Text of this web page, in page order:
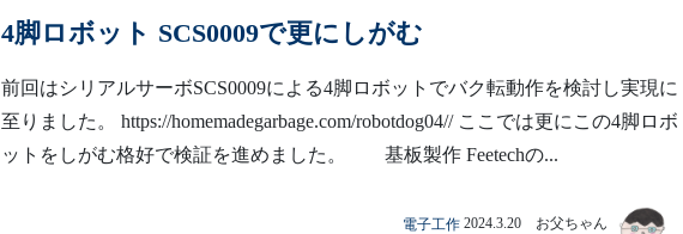
4脚ロボット SCS0009で更にしがむ
前回はシリアルサーボSCS0009による4脚ロボットでバク転動作を検討し実現に
至りました。 https://homemadegarbage.com/robotdog04// ここでは更にこの4脚ロボ
ットをしがむ格好で検証を進めました。 基板製作 Feetechの...
電子工作 2024.3.20 お父ちゃん